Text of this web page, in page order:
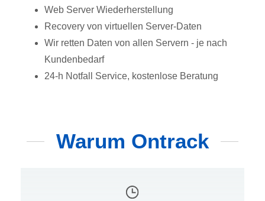
Web Server Wiederherstellung
Recovery von virtuellen Server-Daten
Wir retten Daten von allen Servern - je nach
Kundenbedarf
24-h Notfall Service, kostenlose Beratung
Warum Ontrack